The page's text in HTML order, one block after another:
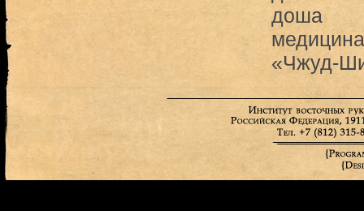
доша
«Чжуд-